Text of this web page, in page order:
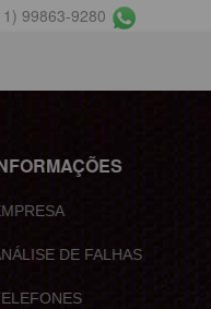
INFORMAÇÕES
EMPRESA
ANÁLISE DE FALHAS
TELEFONES